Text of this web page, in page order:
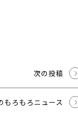
次の投稿
もろもろニュース